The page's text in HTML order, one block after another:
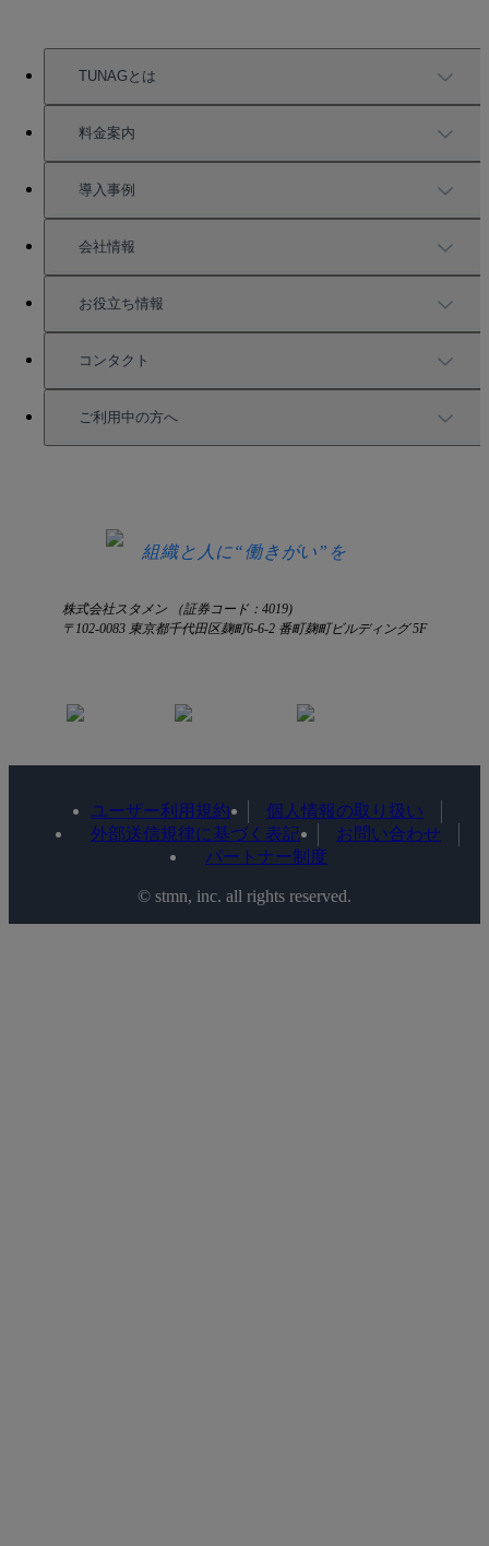
TUNAGとは
TUNAGの特徴
機能一覧
充実したサポート
料金案内
料金案内
導入事例
導入事例
活用方法
会社情報
会社情報
お役立ち情報
お役立ち資料一覧
セミナー情報
コンタクト
サービス資料請求
ご利用中の方へ
組織と人に“働きがい”を
株式会社スタメン （証券コード：4019)
〒102-0083 東京都千代田区麹町6-6-2 番町麹町ビルディング 5F
ユーザー利用規約
個人情報の取り扱い
外部送信規律に基づく表記
お問い合わせ
パートナー制度
©️ stmn, inc. all rights reserved.